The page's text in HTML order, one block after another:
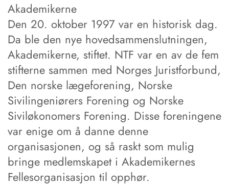
Akademikerne
Den 20. oktober 1997 var en historisk dag.
Da ble den nye hovedsammenslutningen,
Akademikerne, stiftet. NTF var en av de fem
stifterne sammen med Norges Juristforbund,
Den norske lægeforening, Norske
Sivilingeniørers Forening og Norske
Siviløkonomers Forening. Disse foreningene
var enige om å danne denne
organisasjonen, og så raskt som mulig
bringe medlemskapet i Akademikernes
Fellesorganisasjon til opphør.